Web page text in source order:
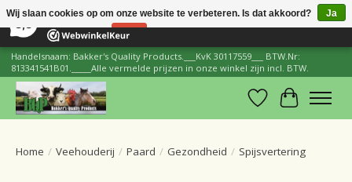
206 Reviews ×
Handelsnaam: Bakker's Quality Products.___KvK 30117559___ BTW.Nr:
813341541B01._____Alle vermelde prijzen in onze winkel zijn incl. BTW.
Verlanglijst
Home / Veehouderij / Paard / Gezondheid / Spijsvertering
Wij slaan cookies op om onze website te verbeteren. Is dat akkoord?
Ja
Nee